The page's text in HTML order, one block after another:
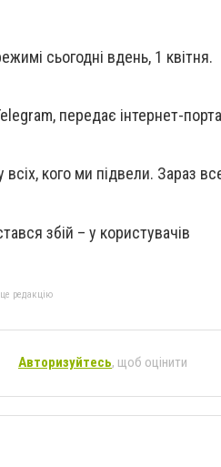
сьогодні вдень, 1 квітня.
передає інтернет-
кого ми підвели. Зараз
збій – у користувачів
редакцію
Авторизуйтесь, щоб оцінити